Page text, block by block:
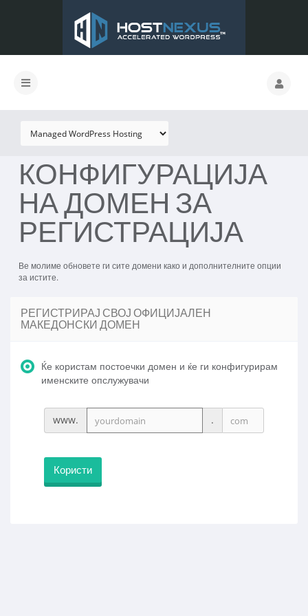
КОНФИГУРАЦИЈА
НА ДОМЕН ЗА
РЕГИСТРАЦИЈА
Ве молиме обновете ги сите домени како и дополнителните опции
за истите.
РЕГИСТРИРАЈ СВОЈ ОФИЦИЈАЛЕН
МАКЕДОНСКИ ДОМЕН
Ќе користам постоечки домен и ќе ги конфигурирам
именските опслужувачи
www. .
Користи